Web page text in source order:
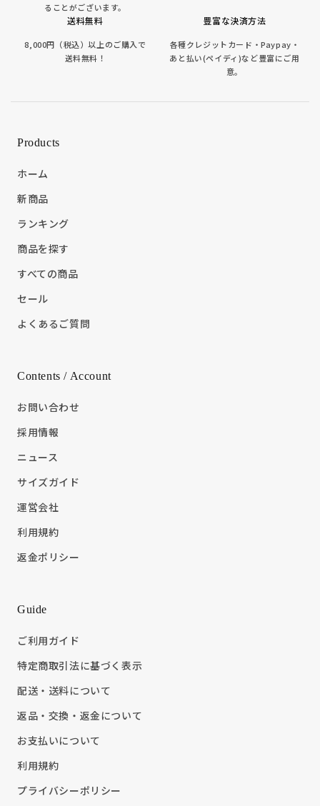
ることがございます。
送料無料
8,000円（税込）以上のご購入で
送料無料！
豊富な決済方法
各種クレジットカード・Paypay・
あと払い(ペイディ)など豊富にご用
意。
Products
ホーム
新商品
ランキング
商品を探す
すべての商品
セール
よくあるご質問
Contents / Account
お問い合わせ
採用情報
ニュース
サイズガイド
運営会社
利用規約
返金ポリシー
Guide
ご利用ガイド
特定商取引法に基づく表示
配送・送料について
返品・交換・返金について
お支払いについて
利用規約
プライバシーポリシー